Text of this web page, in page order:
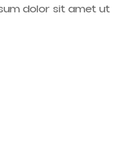
dolor sit amet ut